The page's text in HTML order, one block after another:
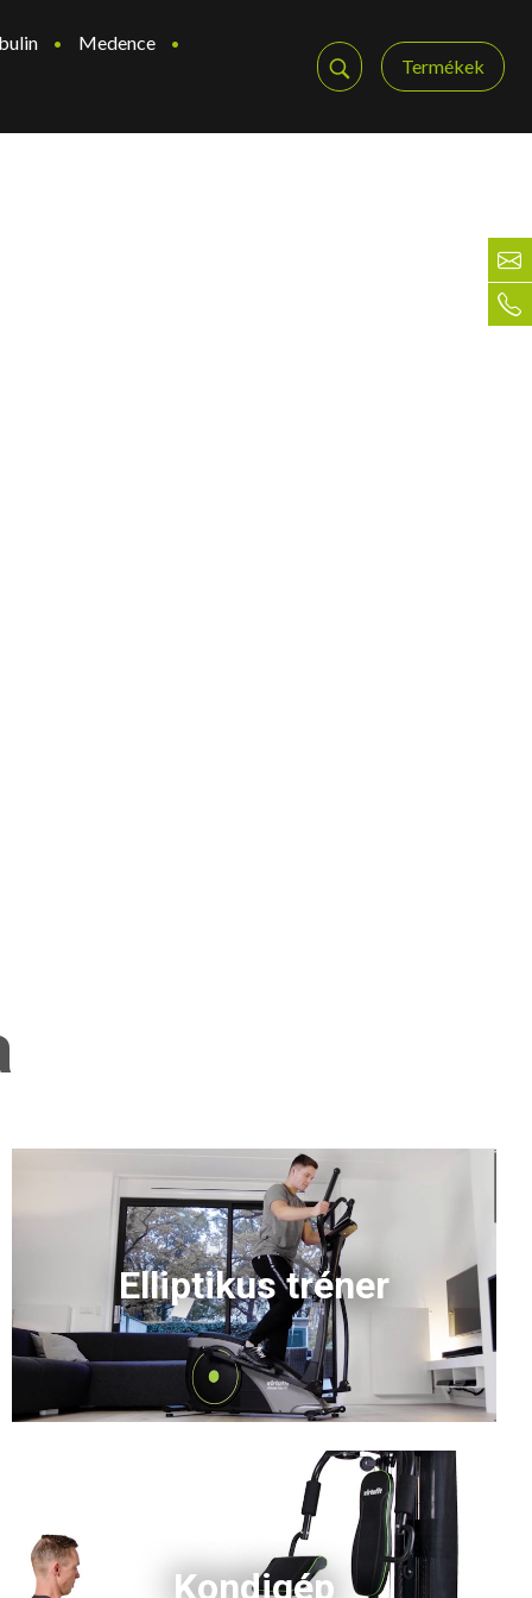
Medence
Termékek
Elliptikus tréner
Kondigép